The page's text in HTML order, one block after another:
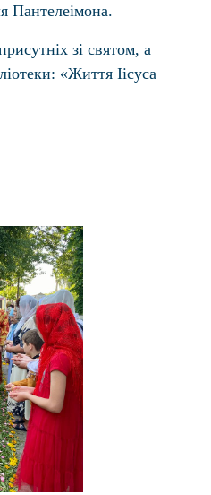
Пантелеімона.
зі святом, а
«Життя Іісуса